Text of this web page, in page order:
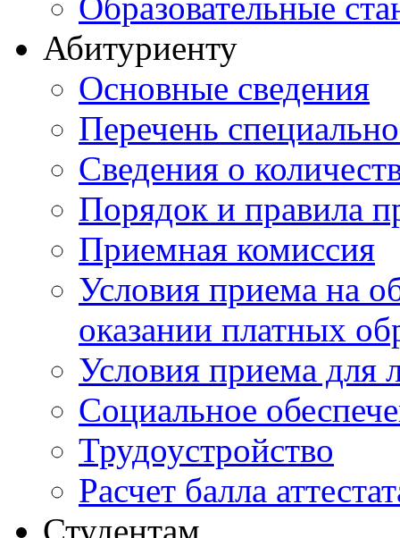
Абитуриенту
Основные сведения
Перечень
Cведения о
Порядок и правила
Приемная комиссия
Условия приема на
оказании платных
Условия приема для
Социальное
Трудоустройство
Расчет балла
Студентам